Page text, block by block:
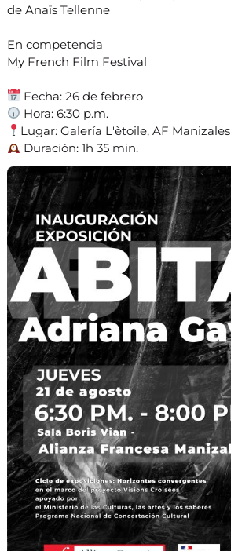
de Anaïs Tellenne
En competencia
My French Film Festival
Fecha: 26 de febrero
Hora: 6:30 p.m.
Lugar: Galería L'ètoile, AF Manizales
Duración: 1h 35 min.